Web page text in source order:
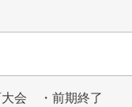
大会 ・前期終了